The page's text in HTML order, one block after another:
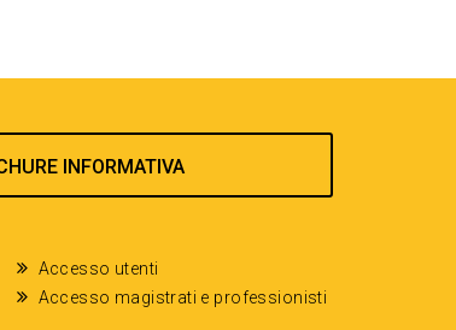
INFORMATIVA
Accesso utenti
Accesso magistrati e professionisti